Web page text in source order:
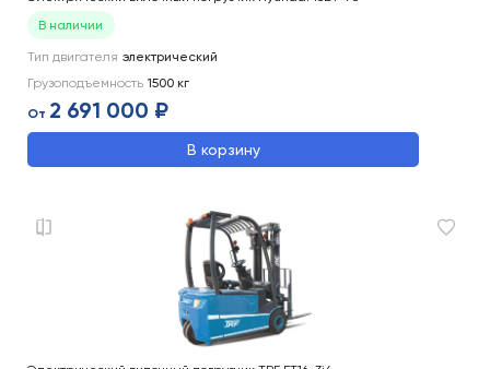
В наличии
Тип двигателя электрический
Грузоподъемность 1500 кг
От 2 691 000 ₽
В корзину